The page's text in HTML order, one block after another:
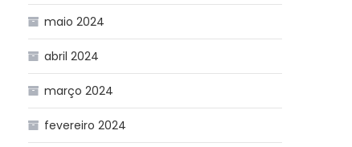
maio 2024
abril 2024
março 2024
fevereiro 2024